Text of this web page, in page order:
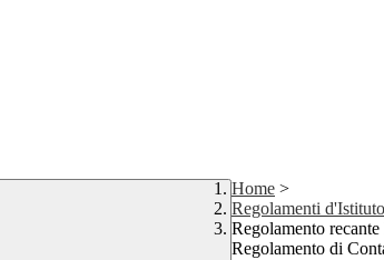
Home >
Regolamenti d'Istituto
Regolamento
Regolamento di